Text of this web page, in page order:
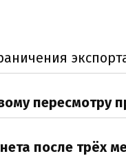
пересмотру
после трёх